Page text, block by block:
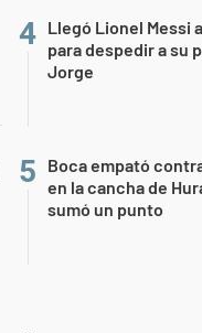
Llegó Lionel Messi
para despedir a su
Jorge
Boca empató
en la cancha de
sumó un punto